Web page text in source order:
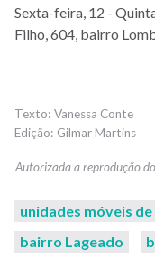
Sexta-feira, 12 -
Filho, 604, bairro
Vanessa Conte
Gilmar Martins
unidades móveis
bairro Lageado